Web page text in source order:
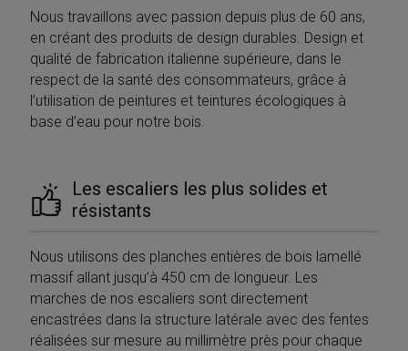
Nous travaillons avec passion depuis plus de 60 ans,
en créant des produits de design durables. Design et
qualité de fabrication italienne supérieure, dans le
respect de la santé des consommateurs, grâce à
l’utilisation de peintures et teintures écologiques à
base d’eau pour notre bois.
Les escaliers les plus solides et
résistants
Nous utilisons des planches entières de bois lamellé
massif allant jusqu’à 450 cm de longueur. Les
marches de nos escaliers sont directement
encastrées dans la structure latérale avec des fentes
réalisées sur mesure au millimètre près pour chaque